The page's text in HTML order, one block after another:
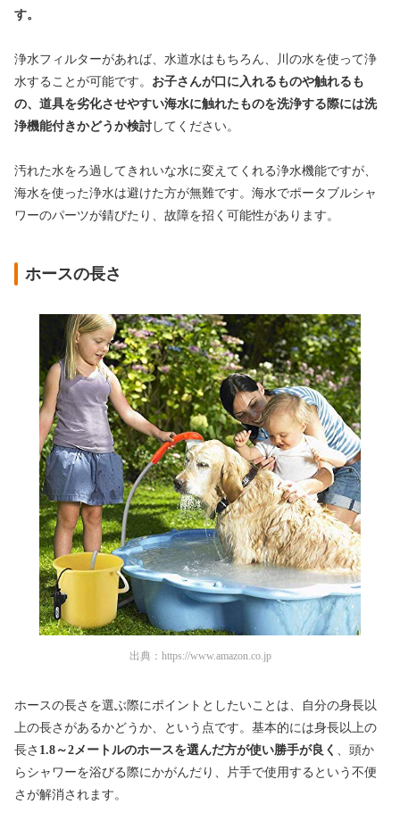
す。
浄水フィルターがあれば、水道水はもちろん、川の水を使って浄
水することが可能です。 お子さんが口に入れるものや触れるも
の、道具を劣化させやすい海水に触れたものを洗浄する際には洗
浄機能付きかどうか検討 してください。
汚れた水をろ過してきれいな水に変えてくれる浄水機能ですが、
海水を使った浄水は避けた方が無難です。海水でポータブルシャ
ワーのパーツが錆びたり、故障を招く可能性があります。
ホースの長さ
出典： https://www.amazon.co.jp
ホースの長さを選ぶ際にポイントとしたいことは、自分の身長以
上の長さがあるかどうか、という点です。基本的には身長以上の
長さ 1.8～2メートルのホースを選んだ方が使い勝手が良く 、頭か
らシャワーを浴びる際にかがんだり、片手で使用するという不便
さが解消されます。